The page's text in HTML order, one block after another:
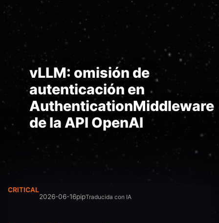
vLLM: omisión de
autenticación en
AuthenticationMiddleware
de la API OpenAI
CRITICAL
2026-06-16pipTraducida con IA